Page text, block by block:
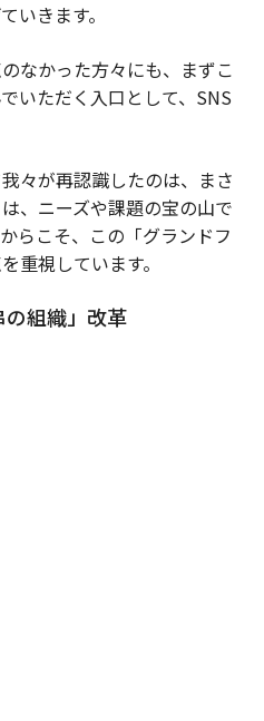
いきます。
なかった方々にも、まずこ
いただく入口として、SNS
々が再認識したのは、まさ
、ニーズや課題の宝の山で
らこそ、この「グランドフ
重視しています。
組織」改革